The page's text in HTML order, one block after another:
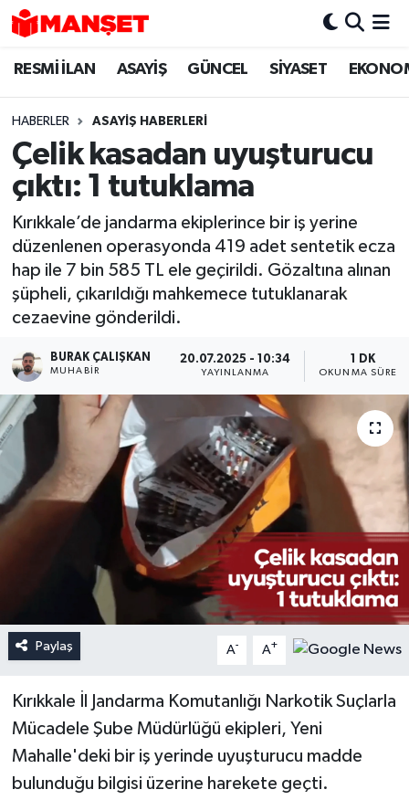
RESMİ İLAN ASAYİŞ GÜNCEL SİYASET
HABERLER ASAYİŞ HABERLERİ
Çelik kasadan uyuşturucu
çıktı: 1 tutuklama
Kırıkkale’de jandarma ekiplerince bir iş yerine
düzenlenen operasyonda 419 adet sentetik ecza
hap ile 7 bin 585 TL ele geçirildi. Gözaltına alınan
şüpheli, çıkarıldığı mahkemece tutuklanarak
cezaevine gönderildi.
BURAK ÇALIŞKAN
MUHABIR
20.07.2025 - 10:34
YAYINLANMA
1 DK
OKUNMA SÜRESI
Paylaş A- A+
Kırıkkale İl Jandarma Komutanlığı Narkotik Suçlarla
Mücadele Şube Müdürlüğü ekipleri, Yeni
Mahalle'deki bir iş yerinde uyuşturucu madde
bulunduğu bilgisi üzerine harekete geçti.
Hava Durumu
Trafik Durumu
Süper Lig Puan Durumu ve Fikstür
Son Dakika Haberleri
Haber Arşivi